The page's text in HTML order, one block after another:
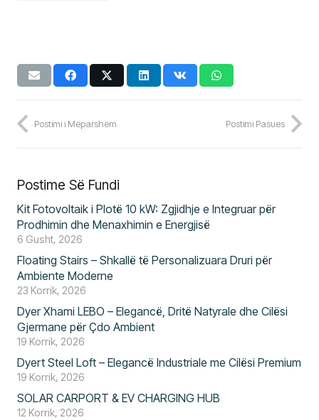
Postimi i Mëparshëm Postimi Pasues
Postime Së Fundi
Kit Fotovoltaik i Plotë 10 kW: Zgjidhje e Integruar për
Prodhimin dhe Menaxhimin e Energjisë
6 Gusht, 2026
Floating Stairs – Shkallë të Personalizuara Druri për
Ambiente Moderne
23 Korrik, 2026
Dyer Xhami LEBO – Elegancë, Dritë Natyrale dhe Cilësi
Gjermane për Çdo Ambient
19 Korrik, 2026
Dyert Steel Loft – Elegancë Industriale me Cilësi Premium
19 Korrik, 2026
SOLAR CARPORT & EV CHARGING HUB
12 Korrik, 2026